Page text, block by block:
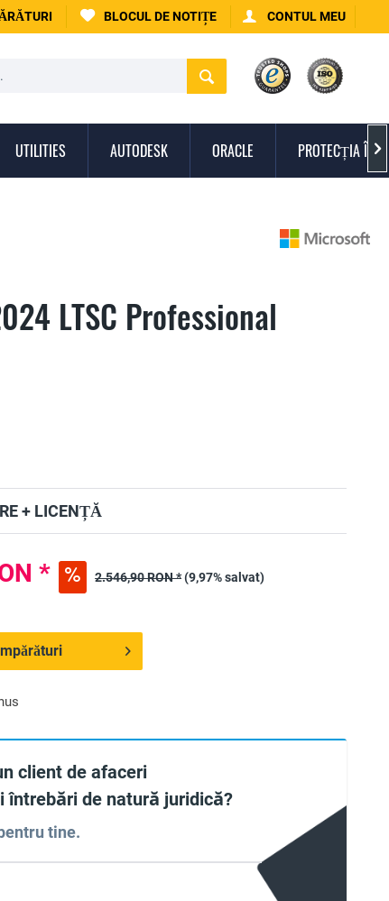
BLOCUL DE NOTIȚE CONTUL MEU
UTILITIES AUTODESK ORACLE PROTECȚIA 
LTSC Professional
+ LICENȚĂ
* 2.546,90 RON *(9,97% salvat)
client de afaceri
întrebări de natură juridică?
tine.